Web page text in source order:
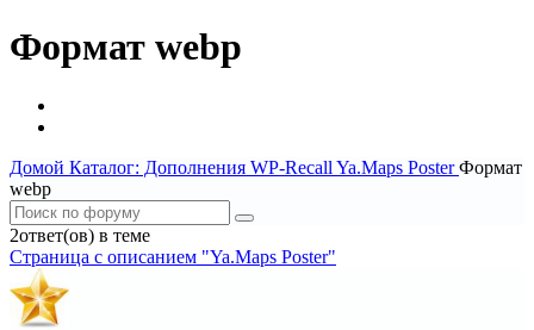
Формат webp
Домой Каталог: Дополнения WP-Recall Ya.Maps Poster Формат
webp
2ответ(ов) в теме
Страница c описанием "Ya.Maps Poster"